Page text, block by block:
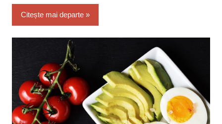
Citește mai departe